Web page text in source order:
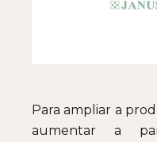
Para ampliar a
aumentar a